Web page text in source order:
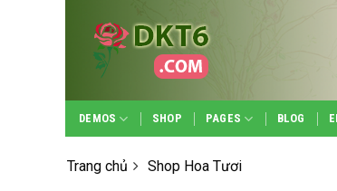
content
DEMOS SHOP PAGES BLOG
Trang chủ Shop Hoa Tươi